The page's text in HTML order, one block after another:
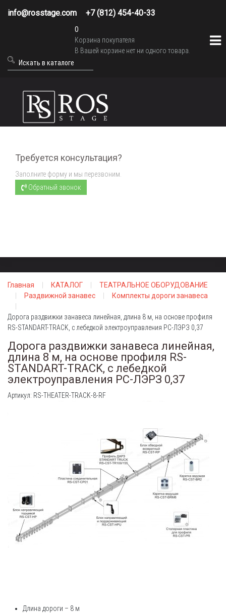
info@rosstage.com +7 (812) 454-40-33
0
Корзина покупателя
В Вашей корзине нет ни одного товара.
Требуется консультация?
Заполните форму и мы перезвоним.
Обратный звонок
Главная КАТАЛОГ
ТЕАТРАЛЬНОЕ ОБОРУДОВАНИЕ
Раздвижной занавес
Комплекты дороги занавеса
Дорога раздвижки занавеса линейная, длина 8 м, на основе профиля
RS-STANDART-TRACK, с лебедкой электроуправления РС-ЛЭРЗ 0,37
Дорога раздвижки занавеса линейная,
длина 8 м, на основе профиля RS-
STANDART-TRACK, с лебедкой
электроуправления РС-ЛЭРЗ 0,37
Артикул: RS-THEATER-TRACK-8-RF
Длина дороги – 8 м